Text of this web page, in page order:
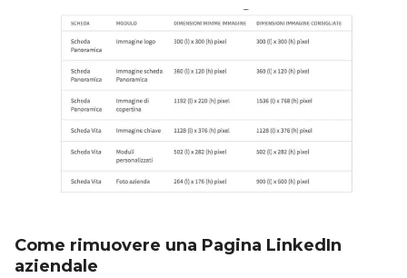
Come rimuovere una Pagina LinkedIn
aziendale